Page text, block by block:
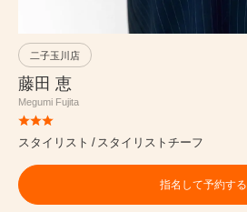
MEN’S GROOMING SALON
PRIVACY POLICY
二子玉川店
藤田 恵
Megumi Fujita
スタイリスト スタイリストチーフ
指名して予約する